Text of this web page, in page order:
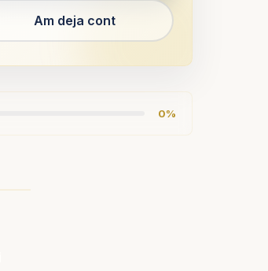
Am deja cont
0%